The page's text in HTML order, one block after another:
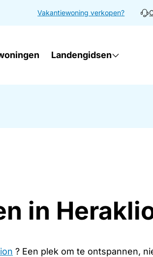
Vakantiewoning verkopen?
Landengidsen
in
? Een plek om te ontspannen,